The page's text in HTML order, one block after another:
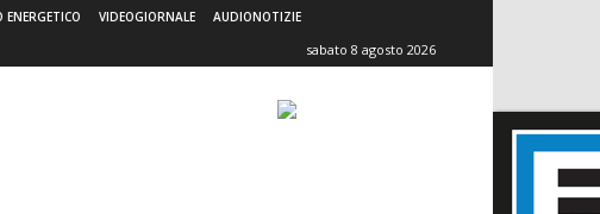
ENERGETICO VIDEOGIORNALE AUDIONOTIZIE
sabato 8 agosto 2026